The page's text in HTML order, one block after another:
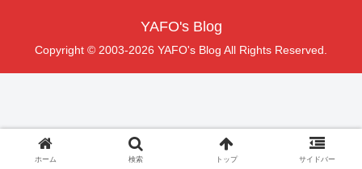
YAFO's Blog
Copyright © 2003-2026 YAFO's Blog All Rights Reserved.
ホーム 検索 トップ サイドバー